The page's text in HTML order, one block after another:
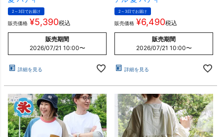
2～3日でお届け
販売価格 ¥5,390税込
販売期間
2026/07/21 10:00〜
詳細を見る
2～3日でお届け
販売価格 ¥6,490税込
販売期間
2026/07/21 10:00〜
詳細を見る